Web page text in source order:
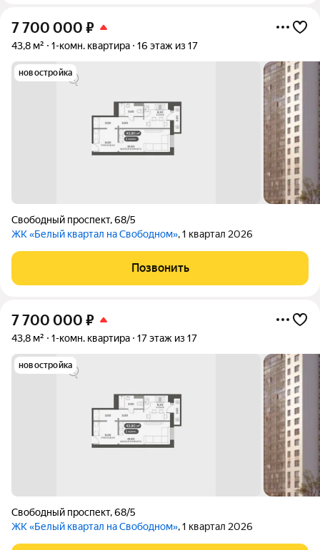
7 700 000 ₽
43,8 м² 1-комн. квартира 16 этаж из 17
новостройка
Свободный проспект,68/5
ЖК «Белый квартал на Свободном», 1 квартал 2026
Позвонить
7 700 000 ₽
43,8 м² 1-комн. квартира 17 этаж из 17
новостройка
Свободный проспект,68/5
ЖК «Белый квартал на Свободном», 1 квартал 2026